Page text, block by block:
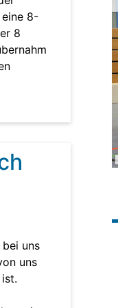
8-
8
uns
uns